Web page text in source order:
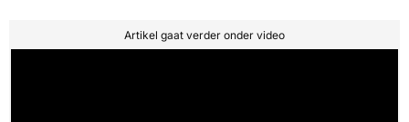
Artikel gaat verder onder video